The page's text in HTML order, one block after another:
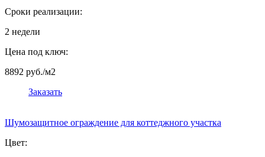
Сроки реализации:
2 недели
Цена под ключ:
8892 руб./м2
Заказать
Шумозащитное ограждение для коттеджного участка
Цвет: